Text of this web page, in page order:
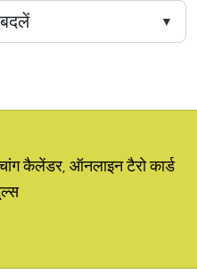
कैलेंडर, ऑनलाइन टैरो कार्ड